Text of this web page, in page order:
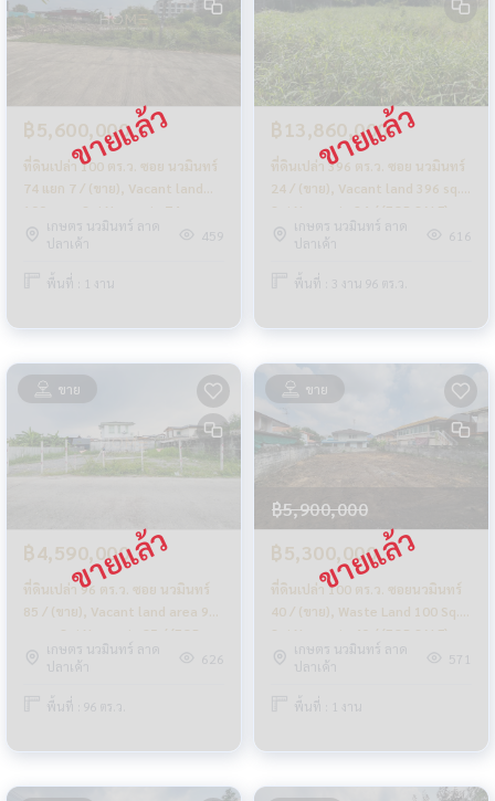
฿5,600,000
ที่ดินเปล่า 100 ตร.ว. ซอย นวมินทร์
74 แยก 7 / (ขาย), Vacant land
100 sq.w. Soi Nawamin 74
Intersection 7 / (FOR SALE)
เกษตร นวมินทร์ ลาด
ปลาเค้า
459
พื้นที่ : 1 งาน
฿13,860,000
ที่ดินเปล่า 396 ตร.ว. ซอย นวมินทร์
24 / (ขาย), Vacant land 396 sq.w.
Soi Nawamin 24 / (FOR SALE)
PIK094เกษตร นวมินทร์ ลาด
ปลาเค้า
616
พื้นที่ : 3 งาน 96 ตร.ว.
ขาย
฿4,590,000
ที่ดินเปล่า 96 ตร.ว. ซอย นวมินทร์
85 / (ขาย), Vacant land area 96
sq. w. Soi Nawamin 85 / (FOR
SALE) PIK086
เกษตร นวมินทร์ ลาด
ปลาเค้า
626
พื้นที่ : 96 ตร.ว.
ขาย
฿5,900,000
฿5,300,000
ที่ดินเปล่า 100 ตร.ว. ซอยนวมินทร์
40 / (ขาย), Waste Land 100 Sq.w.
Soi Nawamin 40 / (FOR SALE)
PIK037เกษตร นวมินทร์ ลาด
ปลาเค้า
571
พื้นที่ : 1 งาน